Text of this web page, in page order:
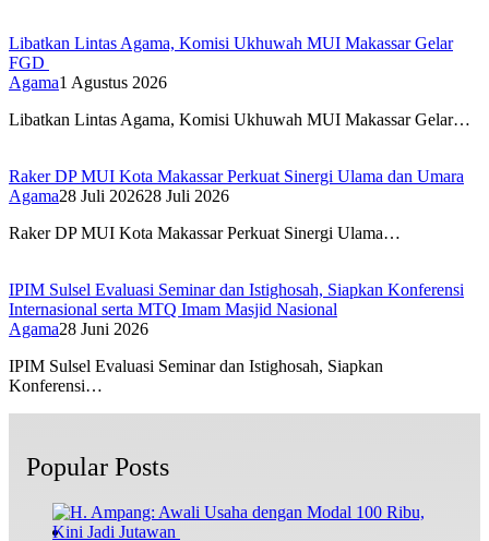
Libatkan Lintas Agama, Komisi Ukhuwah MUI Makassar Gelar
FGD
Agama1 Agustus 2026
Libatkan Lintas Agama, Komisi Ukhuwah MUI Makassar Gelar…
Raker DP MUI Kota Makassar Perkuat Sinergi Ulama dan Umara
Agama28 Juli 202628 Juli 2026
Raker DP MUI Kota Makassar Perkuat Sinergi Ulama…
IPIM Sulsel Evaluasi Seminar dan Istighosah, Siapkan Konferensi
Internasional serta MTQ Imam Masjid Nasional
Agama28 Juni 2026
IPIM Sulsel Evaluasi Seminar dan Istighosah, Siapkan
Konferensi…
Popular Posts